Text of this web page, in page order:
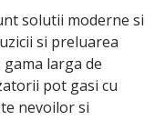
solutii moderne si
si preluarea
larga de
pot gasi cu
nevoilor si